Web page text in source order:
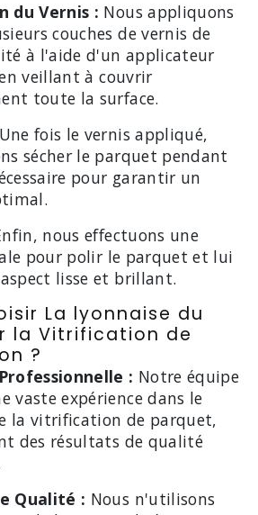
du Vernis : Nous appliquons
couches de vernis de
à l'aide d'un applicateur
veillant à couvrir
toute la surface.
Une fois le vernis appliqué,
sécher le parquet pendant
pour garantir un
nous effectuons une
pour polir le parquet et lui
lisse et brillant.
La lyonnaise du
la Vitrification de
?
: Notre équipe
vaste expérience dans le
la vitrification de parquet,
des résultats de qualité
Qualité : Nous n'utilisons